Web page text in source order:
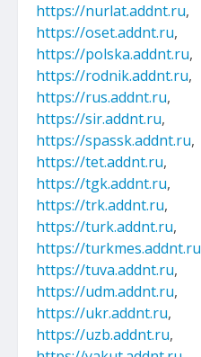
https://nurlat.addnt.ru,
https://oset.addnt.ru,
https://polska.addnt.ru,
https://rodnik.addnt.ru,
https://rus.addnt.ru,
https://sir.addnt.ru,
https://spassk.addnt.ru,
https://tet.addnt.ru,
https://tgk.addnt.ru,
https://trk.addnt.ru,
https://turk.addnt.ru,
https://turkmes.addnt.ru
https://tuva.addnt.ru,
https://udm.addnt.ru,
https://ukr.addnt.ru,
https://uzb.addnt.ru,